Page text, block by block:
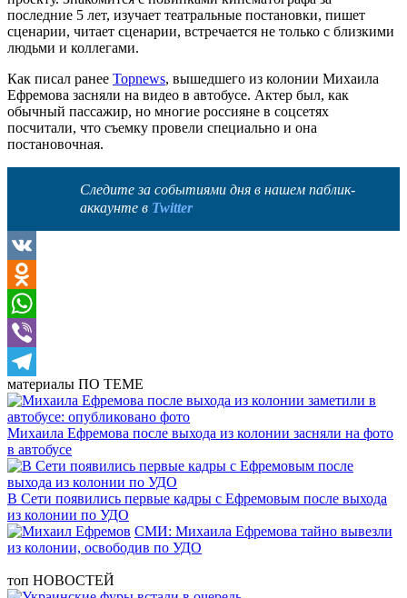
последние 5 лет, изучает театральные постановки, пишет
сценарии, читает сценарии, встречается не только с близкими
людьми и коллегами.
Как писал ранее Topnews, вышедшего из колонии Михаила
Ефремова засняли на видео в автобусе. Актер был, как
обычный пассажир, но многие россияне в соцсетях
посчитали, что съемку провели специально и она
постановочная.
Следите за событиями дня в нашем паблик-
аккаунте в Twitter
VK
Odnoklassniki
WhatsApp
Viber
Telegram
материалы ПО ТЕМЕ
Михаила Ефремова после выхода из колонии засняли на фото
в автобусе
В Сети появились первые кадры с Ефремовым после выхода
из колонии по УДО
СМИ: Михаила Ефремова тайно вывезли
из колонии, освободив по УДО
топ НОВОСТЕЙ